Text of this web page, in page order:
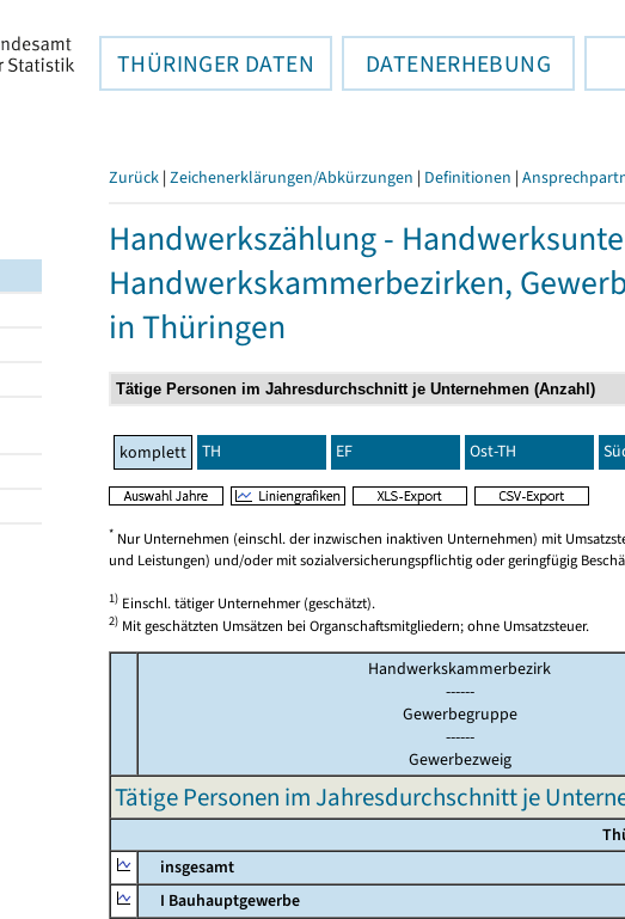
THÜRINGER DATEN DATENERHEBUNG
Zurück | Zeichenerklärungen/Abkürzungen | Definitionen |
Handwerkszählung -
Handwerkskammerbezirken,
in Thüringen
komplett TH EF Ost-TH
* Nur Unternehmen (einschl. der inzwischen inaktiven Unternehmen) mit
und Leistungen) und/oder mit sozialversicherungspflichtig oder geringfügig
1) Einschl. tätiger Unternehmer (geschätzt).
2) Mit geschätzten Umsätzen bei Organschaftsmitgliedern; ohne Umsatzsteuer.
Handwerkskammerbezirk
------
Gewerbegruppe
------
Gewerbezweig
Tätige Personen im Jahresdurchschnitt je
insgesamt
I Bauhauptgewerbe